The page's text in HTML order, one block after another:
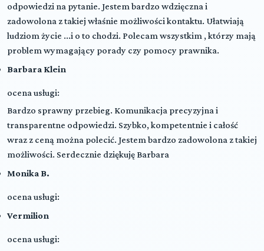
odpowiedzi na pytanie. Jestem bardzo wdzięczna i
zadowolona z takiej właśnie możliwości kontaktu. Ułatwiają
ludziom życie ...i o to chodzi. Polecam wszystkim , którzy mają
problem wymagający porady czy pomocy prawnika.
Barbara Klein
ocena usługi:
Bardzo sprawny przebieg. Komunikacja precyzyjna i
transparentne odpowiedzi. Szybko, kompetentnie i całość
wraz z ceną można polecić. Jestem bardzo zadowolona z takiej
możliwości. Serdecznie dziękuję Barbara
Monika B.
ocena usługi:
Vermilion
ocena usługi: